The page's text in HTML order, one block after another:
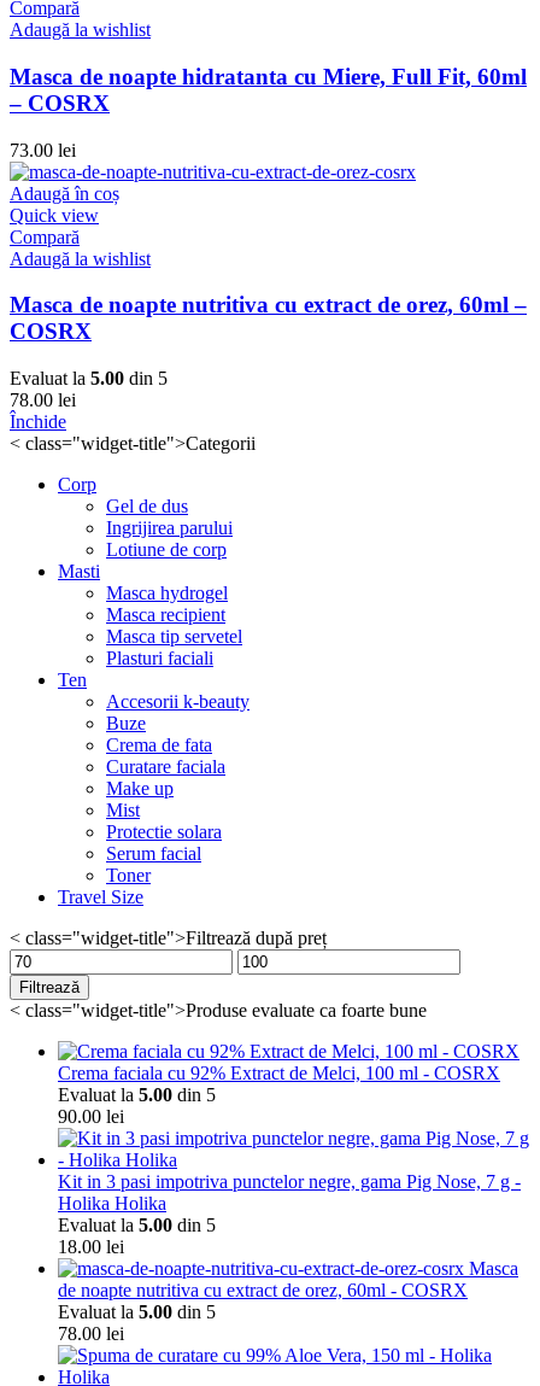
Compară
Adaugă la wishlist
Masca de noapte hidratanta cu Miere, Full Fit, 60ml
– COSRX
73.00 lei
Adaugă în coș
Quick view
Compară
Adaugă la wishlist
Masca de noapte nutritiva cu extract de orez, 60ml –
COSRX
Evaluat la 5.00 din 5
78.00 lei
Închide
< class="widget-title">Categorii
Corp
Gel de dus
Ingrijirea parului
Lotiune de corp
Masti
Masca hydrogel
Masca recipient
Masca tip servetel
Plasturi faciali
Ten
Accesorii k-beauty
Buze
Crema de fata
Curatare faciala
Make up
Mist
Protectie solara
Serum facial
Toner
Travel Size
< class="widget-title">Filtrează după preț
Preț
minim
Preț
maxim
Filtrează
< class="widget-title">Produse evaluate ca foarte bune
Crema faciala cu 92% Extract de Melci, 100 ml - COSRX
Evaluat la 5.00 din 5
90.00 lei
Kit in 3 pasi impotriva punctelor negre, gama Pig Nose, 7 g -
Holika Holika
Evaluat la 5.00 din 5
18.00 lei
Masca
de noapte nutritiva cu extract de orez, 60ml - COSRX
Evaluat la 5.00 din 5
78.00 lei